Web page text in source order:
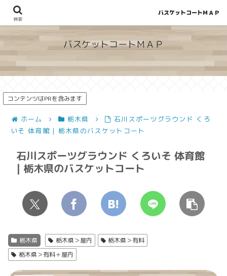
地図から探せる！穴場が見つかるバスケットコート情報
バスケットコートＭＡＰ
コンテンツはPRを含みます
ホーム 栃木県
石川スポーツグラウンド くろ
いそ 体育館 | 栃木県のバスケットコート
石川スポーツグラウンド くろいそ 体育館
| 栃木県のバスケットコート
栃木県 栃木県＞屋内
栃木県＞有料
栃木県＞有料＋屋内
検索
バスケットコートＭＡＰ